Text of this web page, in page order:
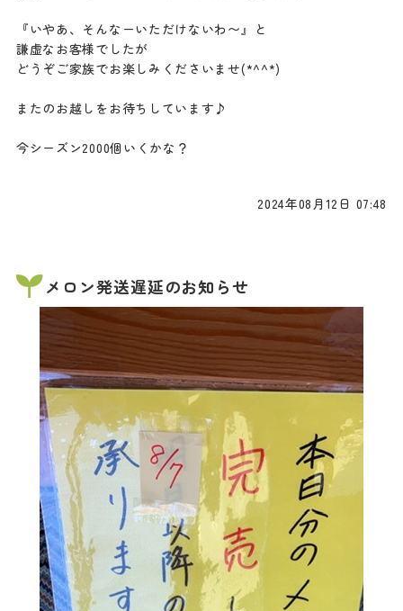
『いやあ、そんなーいただけないわ〜』と
謙虚なお客様でしたが
どうぞご家族でお楽しみくださいませ(*^^*)
またのお越しをお待ちしています♪
今シーズン2000個いくかな？
2024年08月12日 07:48
メロン発送遅延のお知らせ